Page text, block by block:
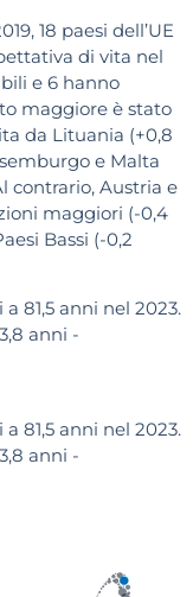
18 paesi dell’UE
di vita nel
e 6 hanno
maggiore è stato
da Lituania (+0,8
e Malta
contrario, Austria e
maggiori (-0,4
Bassi (-0,2